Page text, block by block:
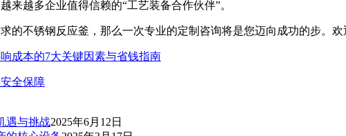
来越多企业值得信赖的“工艺装备合作伙伴”。
的不锈钢反应釜，那么一次专业的定制咨询将是您迈向成功的步。
成本的7大关键因素与省钱指南
全保障
遇与挑战2025年6月12日